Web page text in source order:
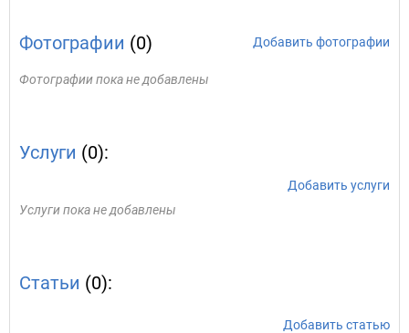
Фотографии (0) Добавить фотографии
Фотографии пока не добавлены
Услуги (0):
Добавить услуги
Услуги пока не добавлены
Статьи (0):
Добавить статью